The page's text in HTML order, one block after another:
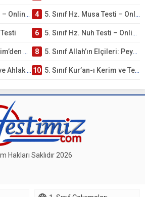
Çöz 4 5. Sınıf Hz. Musa Testi – Online Çöz
6 5. Sınıf Hz. Nuh Testi – Online Çöz
Testi – Online Çöz 8 5. Sınıf Allah’ın Elçileri: Peygamberler Testi – Online Çöz
Kerim Çalışmaları 10 5. Sınıf Kur’an-ı Kerim ve Temel Özellikleri Testi – Online Çöz
Hakları Saklıdır 2026